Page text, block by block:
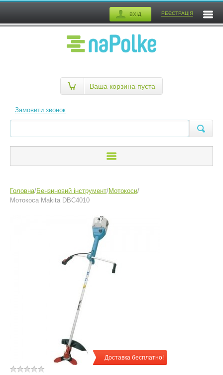
ВХІД РЕЄСТРАЦІЯ
Замовити звонок
Ваша корзина пуста
Головна/Бензиновий інструмент/Мотокоси/
Мотокоса Makita DBC4010
Доставка бесплатно!